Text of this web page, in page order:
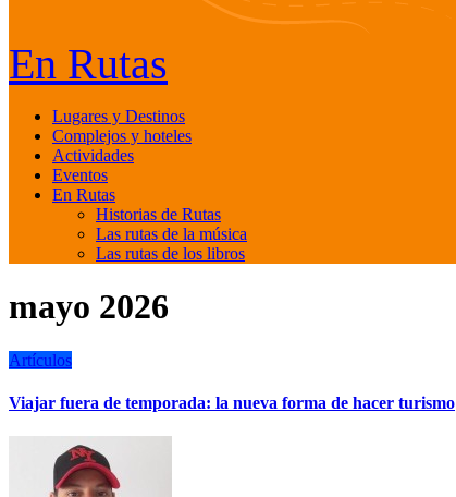
En Rutas
Lugares y Destinos
Complejos y hoteles
Actividades
Eventos
En Rutas
Historias de Rutas
Las rutas de la música
Las rutas de los libros
mayo 2026
Artículos
Viajar fuera de temporada: la nueva forma de hacer turismo